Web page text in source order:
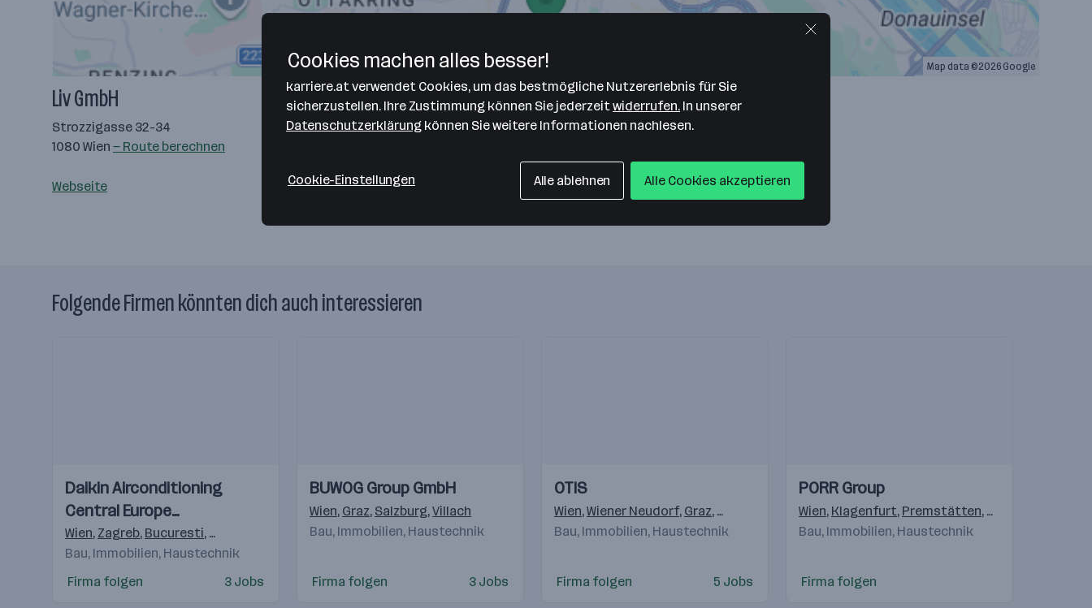
Map data ©2026 Google
Liv GmbH
Strozzigasse 32-34
1080 Wien — Route berechnen
Webseite
Folgende Firmen könnten dich auch interessieren
Videos
Einblicke
Einblicke
Daikin Airconditioning
Central Europe
HandelsgmbH
Wien, Zagreb, Bucuresti, Budapest Praha 4-Michle,Bratislava,Warschau
Beograd
Bau, Immobilien, Haustechnik
Firma folgen
3 Jobs
Videos
Einblicke
Einblicke
BUWOG Group GmbH
Wien, Graz, Salzburg,Villach
Bau, Immobilien, Haustechnik
Firma folgen 3 Jobs
Videos
Einblicke
Einblicke
OTIS
Wien,Wiener Neudorf, Graz, Klagenfurt Linz,Bergheim,Innsbruck,Dornbirn
Bau, Immobilien, Haustechnik
Firma folgen 5 Jobs
Videos
Einblicke
Einblicke
PORR Group
Wien, Klagenfurt, Premstätten, Salzburg
Bau, Immobilien, Haustechnik
Firma folgen
Cookies machen alles besser!
karriere.at verwendet Cookies, um das bestmögliche Nutzererlebnis für Sie
sicherzustellen. Ihre Zustimmung können Sie jederzeit widerrufen. In unserer
Datenschutzerklärung können Sie weitere Informationen nachlesen.
Cookie-Einstellungen Alle ablehnen Alle Cookies akzeptieren